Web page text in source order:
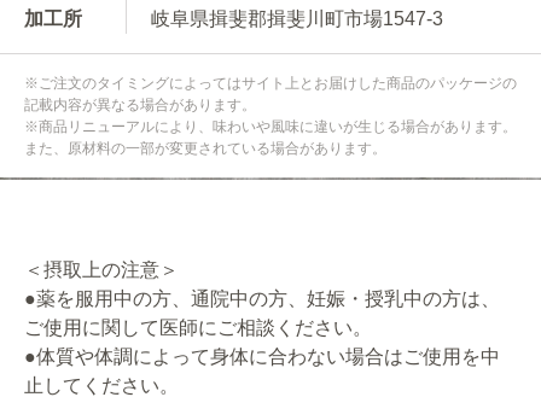
加工所
岐阜県揖斐郡揖斐川町市場1547-3
※ご注文のタイミングによってはサイト上とお届けした商品のパッケージの
記載内容が異なる場合があります。
※商品リニューアルにより、味わいや風味に違いが生じる場合があります。
また、原材料の一部が変更されている場合があります。
＜摂取上の注意＞
●薬を服用中の方、通院中の方、妊娠・授乳中の方は、
ご使用に関して医師にご相談ください。
●体質や体調によって身体に合わない場合はご使用を中
止してください。